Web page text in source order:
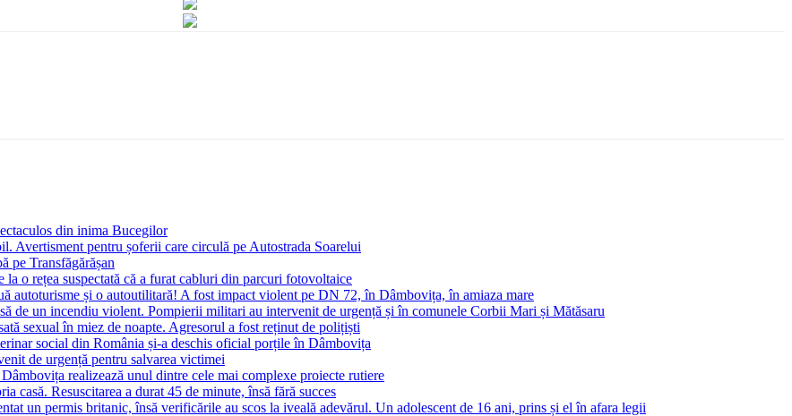
din inima Bucegilor
Avertisment pentru șoferii care circulă pe Autostrada Soarelui
pe Transfăgărășan
o rețea suspectată că a furat cabluri din parcuri fotovoltaice
autoturisme și o autoutilitară! A fost impact violent pe DN 72, în Dâmbovița, în amiaza mare
de un incendiu violent. Pompierii militari au intervenit de urgență și în comunele Corbii Mari și Mătăsaru
sexual în miez de noapte. Agresorul a fost reținut de polițiști
social din România și-a deschis oficial porțile în Dâmbovița
de urgență pentru salvarea victimei
realizează unul dintre cele mai complexe proiecte rutiere
Resuscitarea a durat 45 de minute, însă fără succes
un permis britanic, însă verificările au scos la iveală adevărul. Un adolescent de 16 ani, prins și el în afara legii